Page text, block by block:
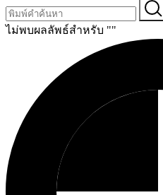
ไม่พบผลลัพธ์สำหรับ ""